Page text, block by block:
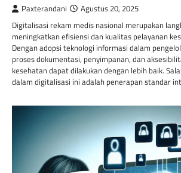
Paxterandani Agustus 20, 2025
Digitalisasi rekam medis nasional merupakan
meningkatkan efisiensi dan kualitas pelayanan
Dengan adopsi teknologi informasi dalam
proses dokumentasi, penyimpanan, dan
kesehatan dapat dilakukan dengan lebih baik.
dalam digitalisasi ini adalah penerapan standar